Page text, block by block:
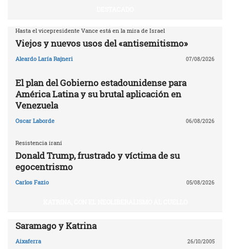
Hasta el vicepresidente Vance está en la mira de Israel
Viejos y nuevos usos del «antisemitismo»
Aleardo Laría Rajneri 07/08/2026
El plan del Gobierno estadounidense para
América Latina y su brutal aplicación en
Venezuela
Oscar Laborde 06/08/2026
Resistencia iraní
Donald Trump, frustrado y víctima de su
egocentrismo
Carlos Fazio 05/08/2026
Saramago y Katrina
Aixaferra 26/10/2005